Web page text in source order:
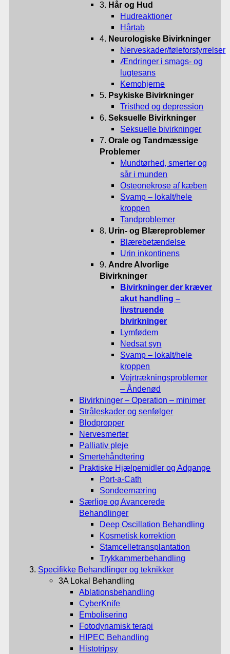
3. Hår og Hud
Hudreaktioner
Hårtab
4. Neurologiske Bivirkninger
Nerveskader/føleforstyrrelser
Ændringer i smags- og
lugtesans
Kemohjerne
5. Psykiske Bivirkninger
Tristhed og depression
6.Seksuelle Bivirkninger
Seksuelle bivirkninger
7.Orale og Tandmæssige
Problemer
Mundtørhed, smerter og
sår i munden
Osteonekrose af kæben
Svamp – lokalt/hele
kroppen
Tandproblemer
8. Urin- og Blæreproblemer
Blærebetændelse
Urin inkontinens
9. Andre Alvorlige
Bivirkninger
Bivirkninger der kræver
akut handling –
livstruende
bivirkninger
Lymfødem
Nedsat syn
Svamp – lokalt/hele
kroppen
Vejrtrækningsproblemer
– Åndenød
Bivirkninger – Operation – minimer
Stråleskader og senfølger
Blodpropper
Nervesmerter
Palliativ pleje
Smertehåndtering
Praktiske Hjælpemidler og Adgange
Port-a-Cath
Sondeernæring
Særlige og Avancerede
Behandlinger
Deep Oscillation Behandling
Kosmetisk korrektion
Stamcelletransplantation
Trykkammerbehandling
Specifikke Behandlinger og teknikker
3A Lokal Behandling
Ablationsbehandling
CyberKnife
Embolisering
Fotodynamisk terapi
HIPEC Behandling
Histotripsy